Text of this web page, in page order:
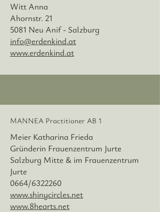
Witt Anna
Ahornstr. 21
5081 Neu Anif - Salzburg
info@erdenkind.at
www.erdenkind.at
MANNEA Practitioner AB 1
Meier Katharina Frieda
Gründerin Frauenzentrum Jurte
Salzburg Mitte & im Frauenzentrum
Jurte
0664/6322260
www.shinycircles.net
www.8hearts.net